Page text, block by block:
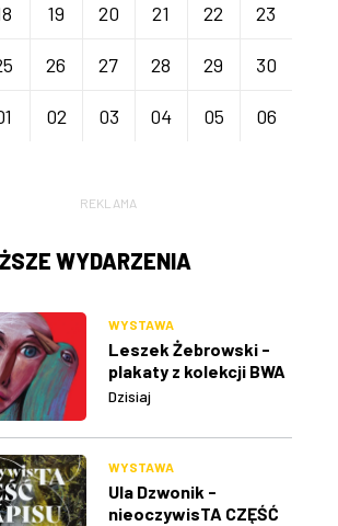
19 20 21 22 23
26 27 28 29 30
02 03 04 05 06
REKLAMA
WYDARZENIA
WYSTAWA
Leszek Żebrowski -
plakaty z kolekcji BWA
w Rzeszowie
Dzisiaj
WYSTAWA
Ula Dzwonik -
nieoczywisTA CZĘŚĆ